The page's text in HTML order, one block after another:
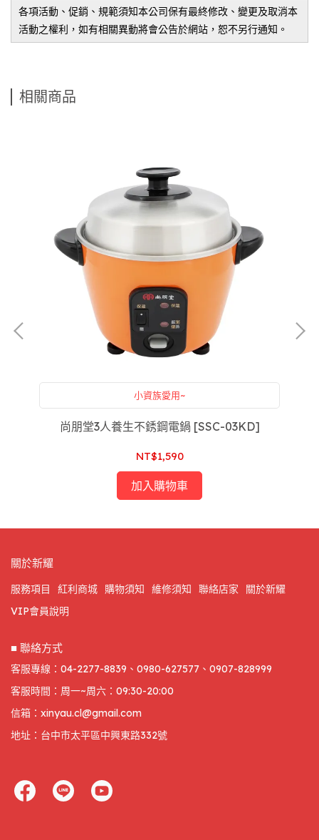
各項活動、促銷、規範須知本公司保有最終修改、變更及取消本
活動之權利，如有相關異動將會公告於網站，恕不另行通知。
相關商品
小資族愛用~
尚朋堂3人養生不銹鋼電鍋 [SSC-03KD]
NT$1,590
加入購物車
關於新耀
服務項目 紅利商城 購物須知 維修須知 聯絡店家
關於新耀
VIP會員說明
■ 聯絡方式
客服專線：04-2277-8839、0980-627577、0907-828999
客服時間：周一~周六：09:30-20:00
信箱：xinyau.cl@gmail.com
地址：台中市太平區中興東路332號